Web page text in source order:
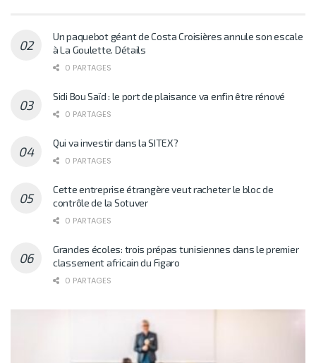
Un paquebot géant de Costa Croisières annule son escale
à La Goulette. Détails
0 PARTAGES
Sidi Bou Saïd : le port de plaisance va enfin être rénové
0 PARTAGES
Qui va investir dans la SITEX?
0 PARTAGES
Cette entreprise étrangère veut racheter le bloc de
contrôle de la Sotuver
0 PARTAGES
Grandes écoles: trois prépas tunisiennes dans le premier
classement africain du Figaro
0 PARTAGES